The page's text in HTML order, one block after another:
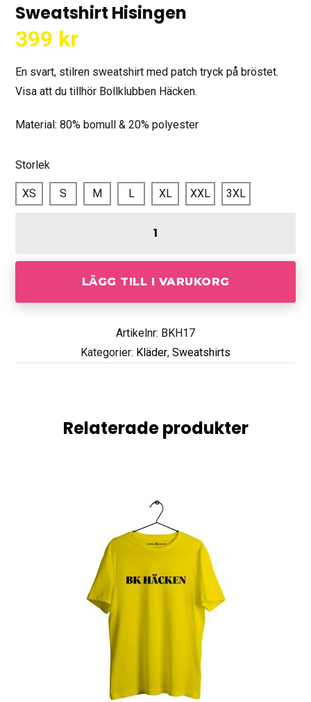
Sweatshirt Hisingen
399 kr
En svart, stilren sweatshirt med patch tryck på bröstet.
Visa att du tillhör Bollklubben Häcken.
Material: 80% bomull & 20% polyester
Storlek
XS S M L XL XXL 3XL
LÄGG TILL I VARUKORG
Artikelnr: BKH17
Kategorier: Kläder, Sweatshirts
Relaterade produkter